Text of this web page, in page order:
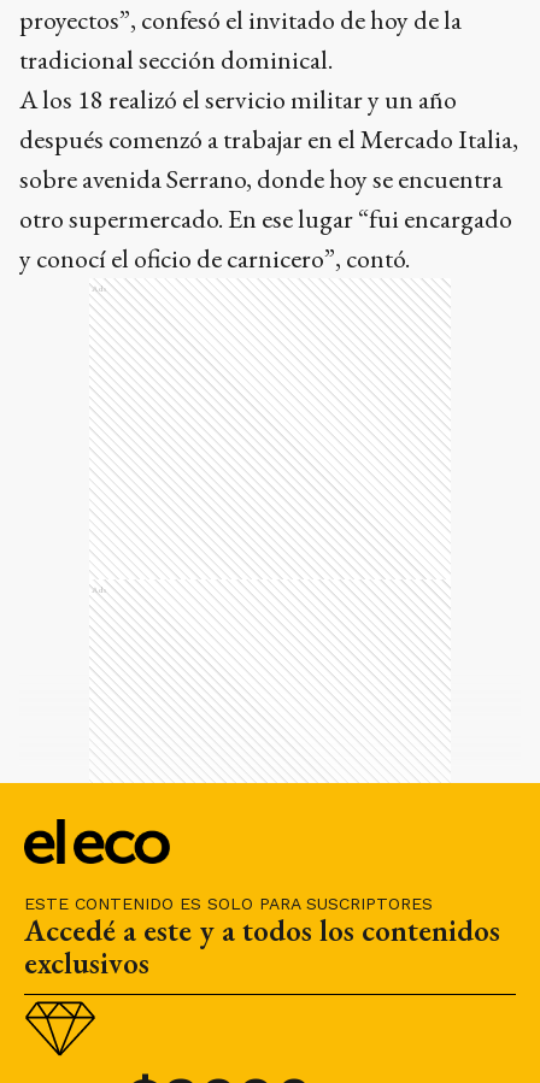
ESTE CONTENIDO ES SOLO PARA SUSCRIPTORES
Accedé a este y a todos los contenidos
exclusivos
proyectos”, confesó el invitado de hoy de la
tradicional sección dominical.
A los 18 realizó el servicio militar y un año
después comenzó a trabajar en el Mercado Italia,
sobre avenida Serrano, donde hoy se encuentra
otro supermercado. En ese lugar “fui encargado
y conocí el oficio de carnicero”, contó.
Ads
Ads